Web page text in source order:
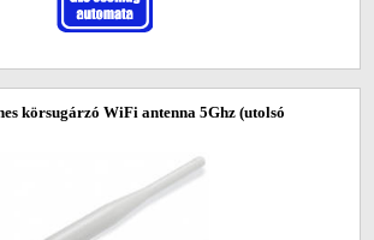
körsugárzó WiFi antenna 5Ghz (utolsó